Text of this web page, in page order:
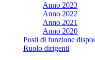
Anno 2023
Anno 2022
Anno 2021
Anno 2020
Posti di funzione
Ruolo dirigenti